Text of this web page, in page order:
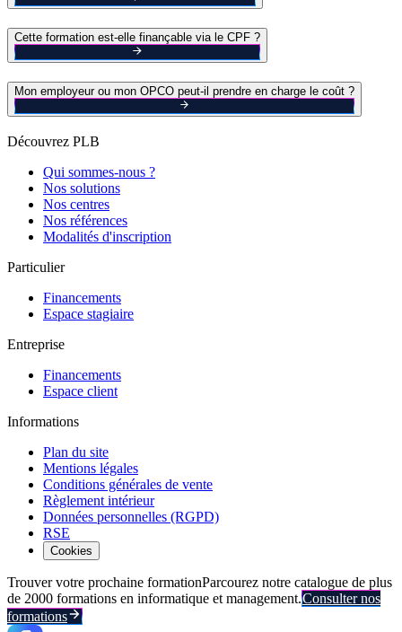
Cette formation est-elle finançable via le CPF ?
Mon employeur ou mon OPCO peut-il prendre en charge le coût ?
Découvrez PLB
Qui sommes-nous ?
Nos solutions
Nos centres
Nos références
Modalités d'inscription
Particulier
Financements
Espace stagiaire
Entreprise
Financements
Espace client
Informations
Plan du site
Mentions légales
Conditions générales de vente
Règlement intérieur
Données personnelles (RGPD)
RSE
Cookies
Trouver votre prochaine formationParcourez notre catalogue de plus
de 2000 formations en informatique et management.Consulter nos
formations